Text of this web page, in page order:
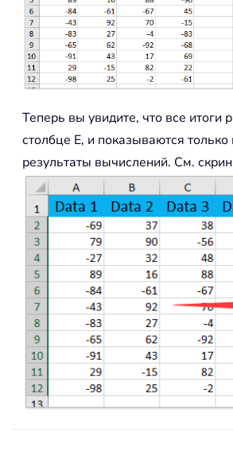
Теперь вы увидите, что все итоги
столбце E, и показываются
результаты вычислений. См.